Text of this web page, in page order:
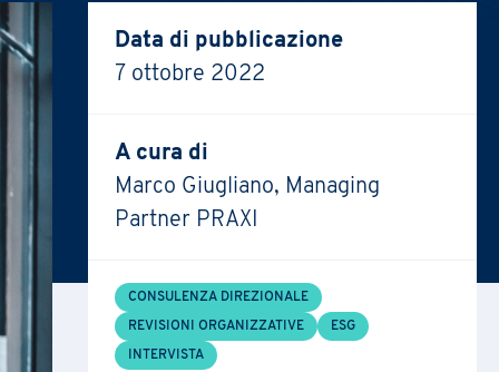
Data di pubblicazione
7 ottobre 2022
A cura di
Marco Giugliano, Managing
Partner PRAXI
CONSULENZA DIREZIONALE
REVISIONI ORGANIZZATIVE ESG
INTERVISTA